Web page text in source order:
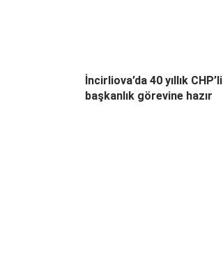
İncirliova’da 40 yıllık CHP’li
başkanlık görevine hazır